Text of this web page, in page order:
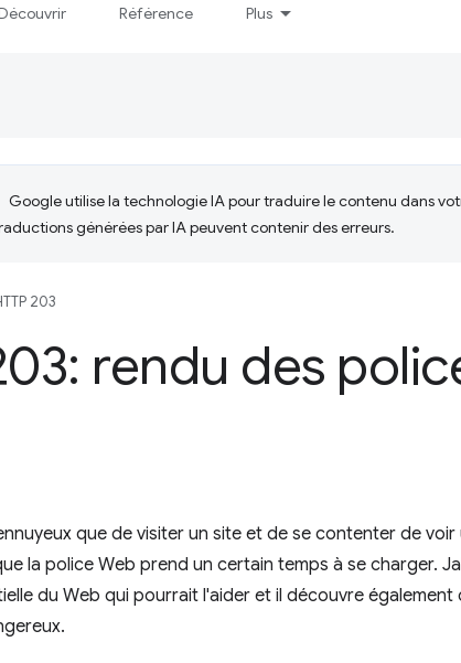
Référence Plus
Google utilise la technologie IA pour traduire le contenu dans
générées par IA peuvent contenir des erreurs.
203
rendu des
que de visiter un site et de se contenter de
la police Web prend un certain temps à se charger.
du Web qui pourrait l'aider et il découvre